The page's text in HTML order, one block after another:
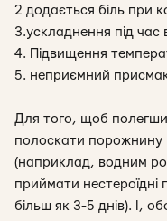
2️ додається біль при
3️.ускладнення під час
4️. Підвищення
5️. неприємний
Для того, щоб
полоскати порожнину
(наприклад, водним
приймати
більш як 3-5 днів). І,